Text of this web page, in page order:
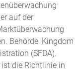
auf der
Behörde: Kingdom
(SFDA).
die Richtlinie in